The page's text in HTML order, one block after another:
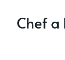
Chef